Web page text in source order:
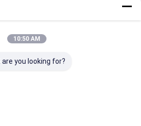
Продукты
10:50 AM
you looking for?